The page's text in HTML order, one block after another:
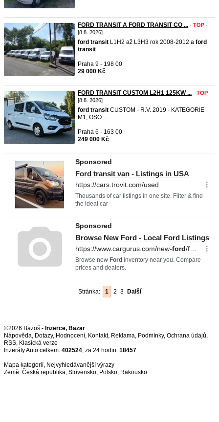
FORD TRANSIT A FORD TRANSIT CO ... - TOP -
[8.8. 2026]
ford transit L1H2 až L3H3 rok 2008-2012 a ford
transit ...
Praha 9 - 198 00
29 000 Kč
FORD TRANSIT CUSTOM L2H1 125KW ... - TOP -
[8.8. 2026]
ford transit CUSTOM - R.V. 2019 - KATEGORIE
M1, OSO ...
Praha 6 - 163 00
249 000 Kč
Stránka: 1 2 3 Další
©2026 Bazoš - Inzerce, Bazar
Nápověda, Dotazy, Hodnocení, Kontakt, Reklama, Podmínky, Ochrana údajů,
RSS,
Inzeráty Auto celkem: 402524, za 24 hodin: 18457
Mapa kategorií, Nejvyhledávanější výrazy
Země: Česká republika, Slovensko, Polsko, Rakousko